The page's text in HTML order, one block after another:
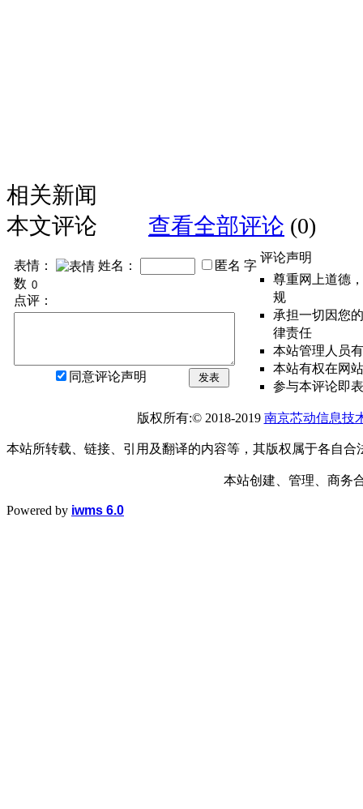
相关新闻
本文评论
查看全部评论 (0)
表情： 姓名： 匿名 字
数
点评：
同意评论声明 发表
评论声明
尊重网上道德
规
承担一切因您
律责任
本站管理人员
本站有权在网
参与本评论即
版权所有:© 2018-2019 南京芯动信息技
本站所转载、链接、引用及翻译的内容等，其版权属于各自合
本站创建、管理、商务
Powered by iwms 6.0